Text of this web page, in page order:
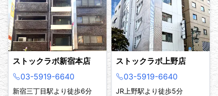
ストックラボ新宿本店
03-5919-6640
新宿三丁目駅より徒歩6分
ストックラボ上野店
03-5919-6640
JR上野駅より徒歩5分